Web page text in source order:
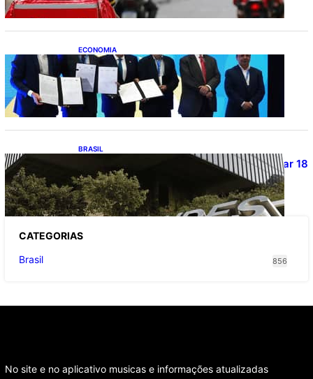
ECONOMIA
ApexBrasil participa de convênio para
investimento de R$ 2,63 milhões em
exportações de cachaça
BRASIL
Projetos de saneamento podem beneficiar 18
milhões de brasileiros
CATEGORIAS
Brasil
856
No site e no aplicativo musicas e informações atualizadas